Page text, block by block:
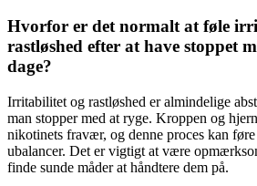
Hvorfor er det normalt at føle
rastløshed efter at have stoppet
dage?
Irritabilitet og rastløshed er almindelige
man stopper med at ryge. Kroppen og
nikotinets fravær, og denne proces kan
ubalancer. Det er vigtigt at være
finde sunde måder at håndtere dem på.